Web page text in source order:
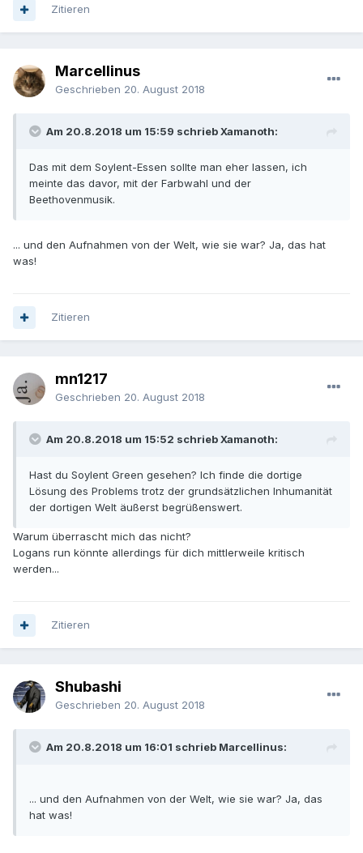
Zitieren
Marcellinus
Geschrieben 20. August 2018
Am 20.8.2018 um 15:59 schrieb Xamanoth:
Das mit dem Soylent-Essen sollte man eher lassen, ich
meinte das davor, mit der Farbwahl und der
Beethovenmusik.
... und den Aufnahmen von der Welt, wie sie war? Ja, das hat
was!
Zitieren
mn1217
Geschrieben 20. August 2018
Am 20.8.2018 um 15:52 schrieb Xamanoth:
Hast du Soylent Green gesehen? Ich finde die dortige
Lösung des Problems trotz der grundsätzlichen Inhumanität
der dortigen Welt äußerst begrüßenswert.
Warum überrascht mich das nicht?
Logans run könnte allerdings für dich mittlerweile kritisch
werden...
Zitieren
Shubashi
Geschrieben 20. August 2018
Am 20.8.2018 um 16:01 schrieb Marcellinus:
... und den Aufnahmen von der Welt, wie sie war? Ja, das
hat was!